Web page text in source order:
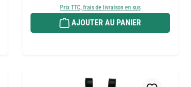
Prix TTC, frais de livraison en sus
AJOUTER AU PANIER